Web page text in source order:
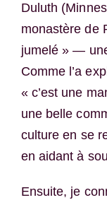
Duluth
monastère de
jumelé » —
Comme l’a
« c’est une
une belle
culture en se
en aidant à
Ensuite, je